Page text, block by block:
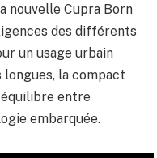
nouvelle Cupra Born
des différents
un usage urbain
longues, la compact
entre
embarquée.